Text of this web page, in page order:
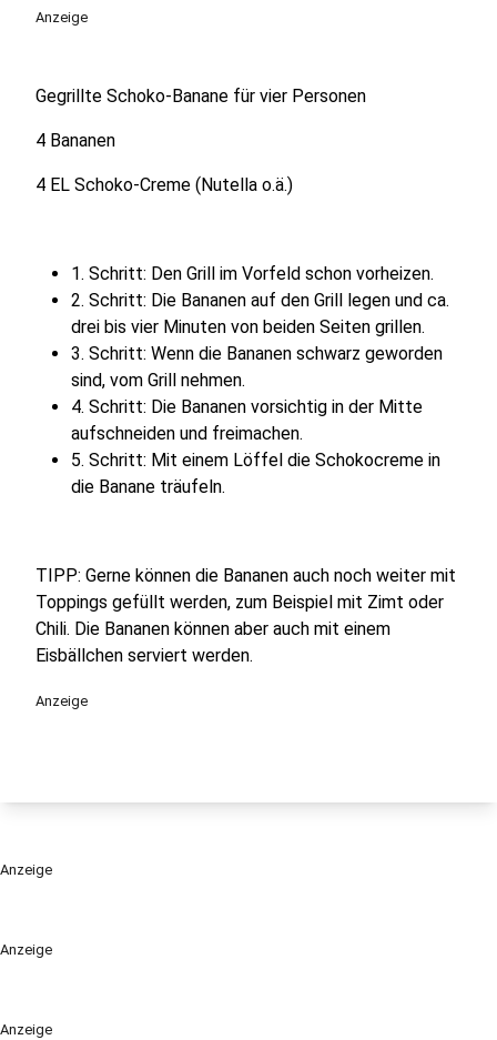
Anzeige
Anzeige
Anzeige
Gegrillte Schoko-Banane für vier Personen
4 Bananen
4 EL Schoko-Creme (Nutella o.ä.)
1. Schritt: Den Grill im Vorfeld schon vorheizen.
2. Schritt: Die Bananen auf den Grill legen und ca.
drei bis vier Minuten von beiden Seiten grillen.
3. Schritt: Wenn die Bananen schwarz geworden
sind, vom Grill nehmen.
4. Schritt: Die Bananen vorsichtig in der Mitte
aufschneiden und freimachen.
5. Schritt: Mit einem Löffel die Schokocreme in
die Banane träufeln.
TIPP: Gerne können die Bananen auch noch weiter mit
Toppings gefüllt werden, zum Beispiel mit Zimt oder
Chili. Die Bananen können aber auch mit einem
Eisbällchen serviert werden.
Anzeige
Anzeige